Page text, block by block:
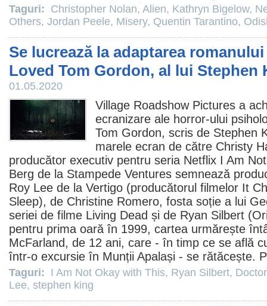
Taguri: Christopher Nolan, Alien, Kathryn Bigelow,
Others, Jordan Peele, Misery, Quentin Tarantino,
Se lucrează la adaptarea
Loved Tom Gordon, al lui Stephen
01.05.2020
Village Roadshow Pictures a
ecranizare ale horror-ului
Tom Gordon, scris de Stephen
marele ecran de către Christy
producător executiv pentru seria Netflix I Am
Berg de la Stampede Ventures semnează
Roy Lee de la Vertigo (producătorul filmelor It
Sleep), de Christine Romero, fosta soție a lui
seriei de filme Living Dead și de Ryan Silbert
pentru prima oară în 1999, cartea urmărește
McFarland, de 12 ani, care - în timp ce se află
într-o excursie în Munții Apalași - se rătăcește.
Taguri: I Am Not Okay with This, Ryan Silbert,
Lee, stephen king